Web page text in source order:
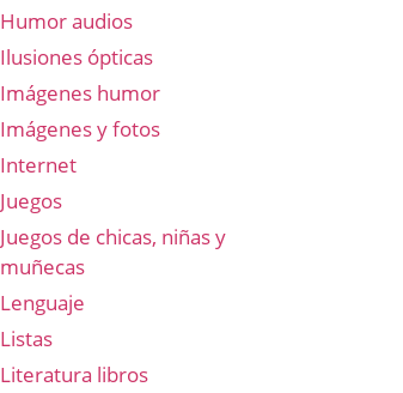
Humor audios
Ilusiones ópticas
Imágenes humor
Imágenes y fotos
Internet
Juegos
Juegos de chicas, niñas y
muñecas
Lenguaje
Listas
Literatura libros